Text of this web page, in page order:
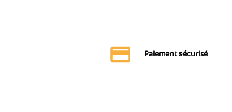
Paiement sécurisé